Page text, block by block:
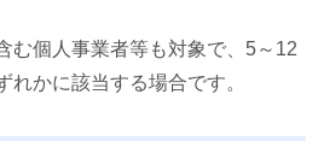
む個人事業者等も対象で、5～12
れかに該当する場合です。